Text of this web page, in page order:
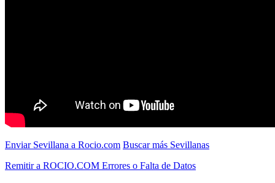
Enviar Sevillana a Rocio.com Buscar más Sevillanas
Remitir a ROCIO.COM Errores o Falta de Datos